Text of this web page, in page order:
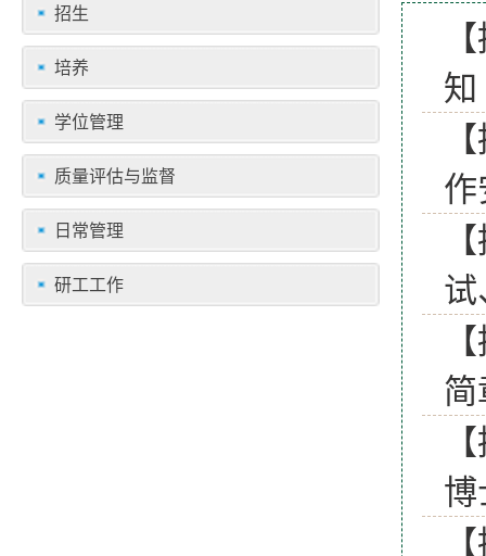
招生
培养
学位管理
质量评估与监督
日常管理
研工工作
知